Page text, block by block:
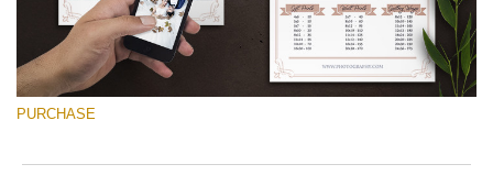
PURCHASE